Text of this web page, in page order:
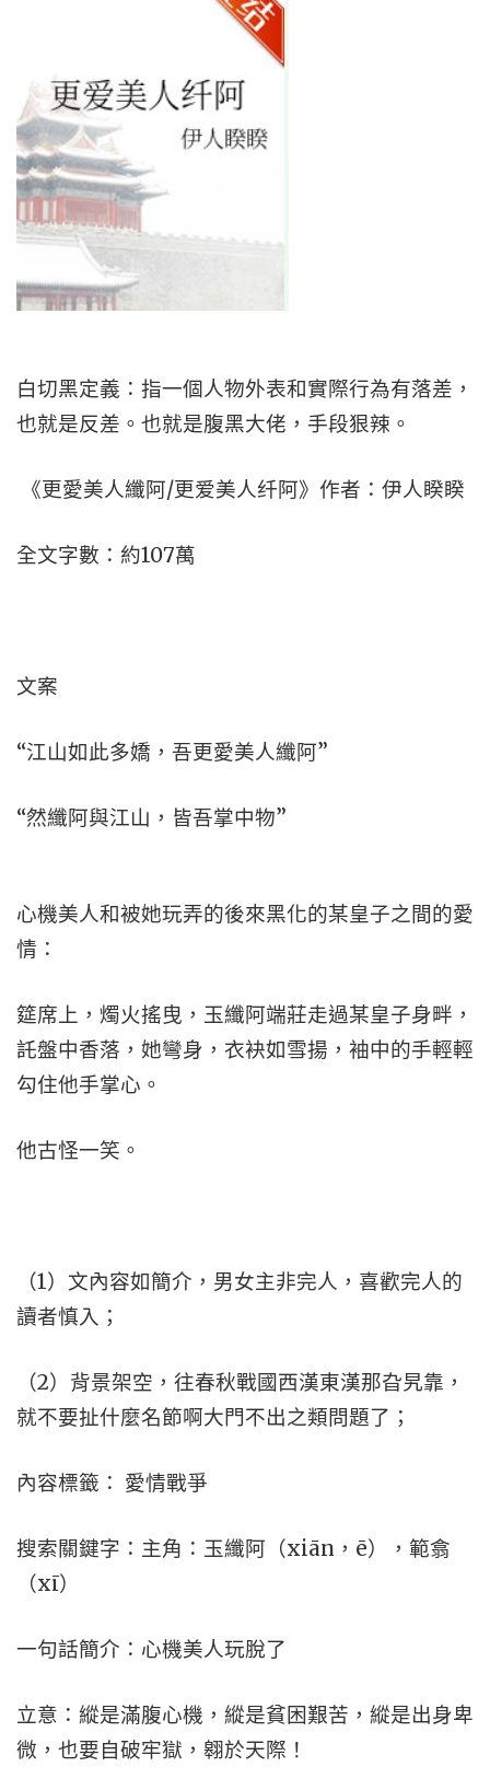
白切黑定義：指一個人物外表和實際行為有落差，
也就是反差。也就是腹黑大佬，手段狠辣。
《更愛美人纖阿/更爱美人纤阿》作者：伊人睽睽
全文字數：約107萬
文案
“江山如此多嬌，吾更愛美人纖阿”
“然纖阿與江山，皆吾掌中物”
心機美人和被她玩弄的後來黑化的某皇子之間的愛
情：
筵席上，燭火搖曳，玉纖阿端莊走過某皇子身畔，
託盤中香落，她彎身，衣袂如雪揚，袖中的手輕輕
勾住他手掌心。
他古怪一笑。
（1）文內容如簡介，男女主非完人，喜歡完人的
讀者慎入；
（2）背景架空，往春秋戰國西漢東漢那旮旯靠，
就不要扯什麼名節啊大門不出之類問題了；
內容標籤： 愛情戰爭
搜索關鍵字：主角：玉纖阿（xiān，ē），範翕
（xī）
一句話簡介：心機美人玩脫了
立意：縱是滿腹心機，縱是貧困艱苦，縱是出身卑
微，也要自破牢獄，翱於天際！